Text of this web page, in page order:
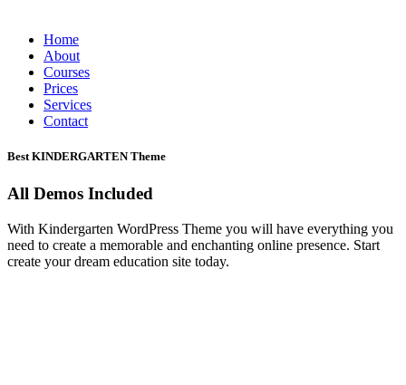
Home
About
Courses
Prices
Services
Contact
Best KINDERGARTEN Theme
All Demos Included
With Kindergarten WordPress Theme you will have everything you
need to create a memorable and enchanting online presence. Start
create your dream education site today.